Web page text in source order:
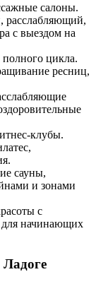
салоны.
расслабляющий,
с выездом на
цикла.
ресниц,
клубы.
сауны,
и зонами
с
начинающих